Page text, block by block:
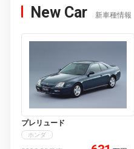
New Car 新車種情報
プレリュード
ホンダ